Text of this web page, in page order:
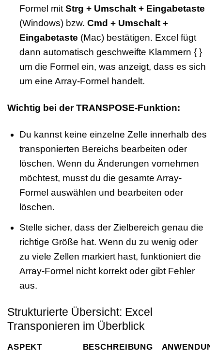
Formel mit Strg + Umschalt + Eingabetaste
(Windows) bzw. Cmd + Umschalt +
Eingabetaste (Mac) bestätigen. Excel fügt
dann automatisch geschweifte Klammern { }
um die Formel ein, was anzeigt, dass es sich
um eine Array-Formel handelt.
Wichtig bei der TRANSPOSE-Funktion:
Du kannst keine einzelne Zelle innerhalb des
transponierten Bereichs bearbeiten oder
löschen. Wenn du Änderungen vornehmen
möchtest, musst du die gesamte Array-
Formel auswählen und bearbeiten oder
löschen.
Stelle sicher, dass der Zielbereich genau die
richtige Größe hat. Wenn du zu wenig oder
zu viele Zellen markiert hast, funktioniert die
Array-Formel nicht korrekt oder gibt Fehler
aus.
Strukturierte Übersicht: Excel
Transponieren im Überblick
ASPEKT BESCHREIBUNG